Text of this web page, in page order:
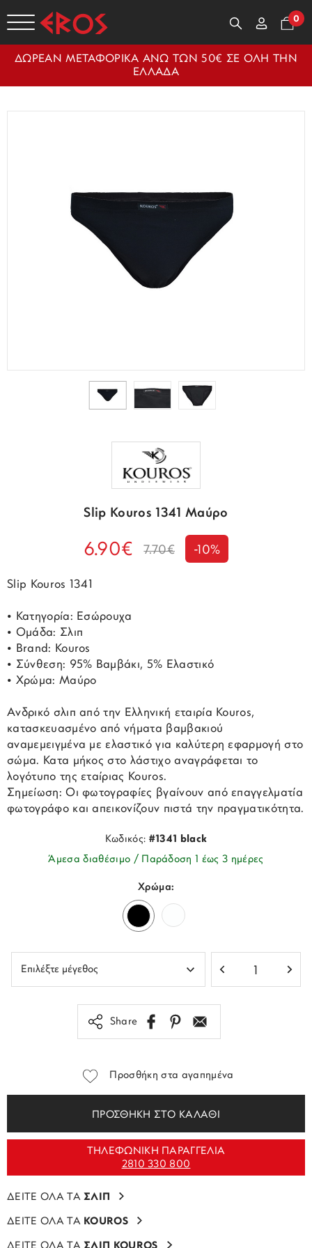
0
ΔΩΡΕΑΝ ΜΕΤΑΦΟΡΙΚΑ ΑΝΩ ΤΩΝ 50€ ΣΕ ΟΛΗ ΤΗΝ
ΕΛΛΑΔΑ
Slip Kouros 1341 Μαύρο
6.90€ 7.70€ -10%
Slip Kouros 1341
• Κατηγορία: Εσώρουχα
• Ομάδα: Σλιπ
• Brand: Kouros
• Σύνθεση: 95% Βαμβάκι, 5% Ελαστικό
• Χρώμα: Μαύρο
Ανδρικό σλιπ από την Ελληνική εταιρία Kouros,
κατασκευασμένο από νήματα βαμβακιού
αναμεμειγμένα με ελαστικό για καλύτερη εφαρμογή στο
σώμα. Κατα μήκος στο λάστιχο αναγράφεται το
λογότυπο της εταίριας Kouros.
Σημείωση: Οι φωτογραφίες βγαίνουν από επαγγελματία
φωτογράφο και απεικονίζουν πιστά την πραγματικότητα.
Κωδικός: #1341 black
Άμεσα διαθέσιμο / Παράδοση 1 έως 3 ημέρες
Χρώμα:
Share
Προσθήκη στα αγαπημένα
ΠΡΟΣΘΗΚΗ ΣΤΟ ΚΑΛΑΘΙ
ΤΗΛΕΦΩΝΙΚΗ ΠΑΡΑΓΓΕΛΙΑ
2810 330 800
ΔΕΙΤΕ ΟΛΑ ΤΑΣΛΙΠ
ΔΕΙΤΕ ΟΛΑ ΤΑ KOUROS